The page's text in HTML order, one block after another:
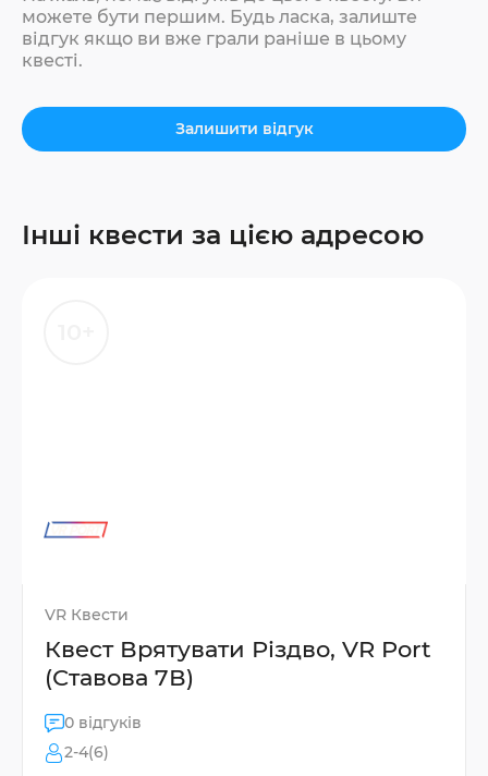
можете бути першим. Будь ласка, залиште
відгук якщо ви вже грали раніше в цьому
квесті.
Залишити відгук
Інші квести за цією адресою
VR Квести
Квест Врятувати Різдво, VR Port
(Ставова 7В)
0 відгуків
2-4(6)